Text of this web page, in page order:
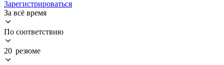
Зарегистрироваться
За всё время
По соответствию
20 резюме